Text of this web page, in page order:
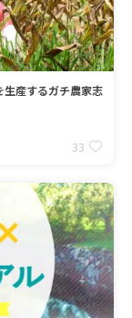
生産するガチ農家志
33